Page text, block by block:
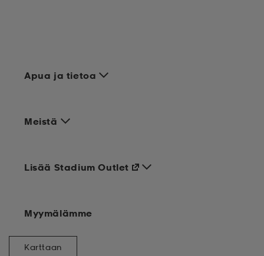
Apua ja tietoa
Meistä
Lisää Stadium Outlet
Myymälämme
Karttaan